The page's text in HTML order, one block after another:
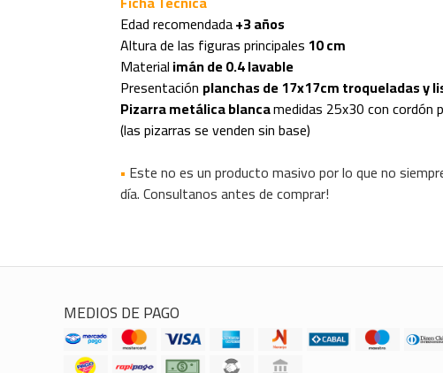
Edad recomendada+3 años
Altura de las figuras principales 10 cm
Materialimán de 0.4 lavable
Presentación planchas de 17x17cm troqueladas y
Pizarra metálica blancamedidas 25x30 con cordón
(las pizarras se venden sin base)
• Este no es un producto masivo por lo que no
día. Consultanos antes de comprar!
MEDIOS DE PAGO